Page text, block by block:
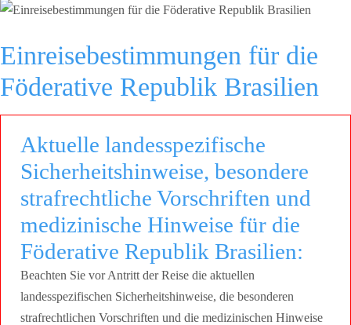
Einreisebestimmungen für die
Föderative Republik Brasilien
Aktuelle landesspezifische
Sicherheitshinweise, besondere
strafrechtliche Vorschriften und
medizinische Hinweise für die
Föderative Republik Brasilien:
Beachten Sie vor Antritt der Reise die aktuellen
landesspezifischen Sicherheitshinweise, die besonderen
strafrechtlichen Vorschriften und die medizinischen Hinweise